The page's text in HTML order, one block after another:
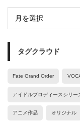
タグクラウド
Fate Grand Order
アイドルプロディースシリー
アニメ作品 オリジナル